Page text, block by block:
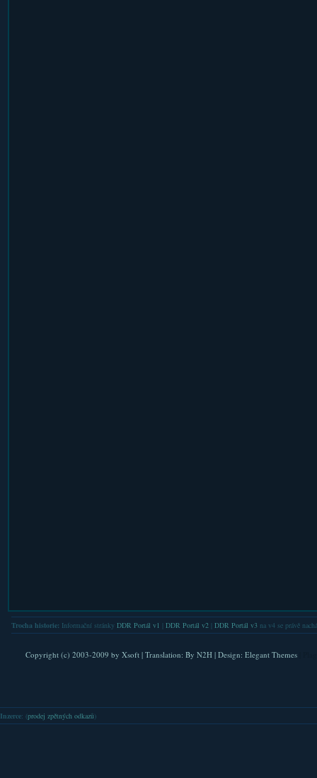
Trocha historie: Informační stránky DDR Portál v1 DDR Portál v2| DDR Portál v3na v4 se právě
Copyright (c) 2003-2009 by Xsoft| Translation: By N2H| Design: Elegant Themes
Inzerce: (prodej zpětných odkazů )